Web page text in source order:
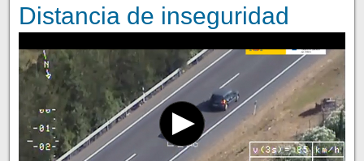
Distancia de inseguridad